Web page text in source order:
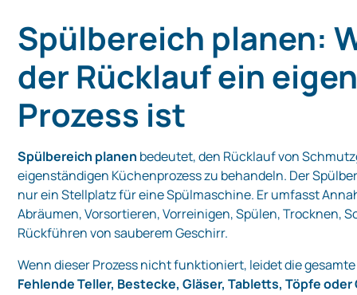
Spülbereich planen:
der Rücklauf ein
Prozess ist
Spülbereich planen bedeutet, den Rücklauf von
eigenständigen Küchenprozess zu behandeln. Der
nur ein Stellplatz für eine Spülmaschine. Er umfasst
Abräumen, Vorsortieren, Vorreinigen, Spülen, Trocknen,
Rückführen von sauberem Geschirr.
Wenn dieser Prozess nicht funktioniert, leidet die
Fehlende Teller, Bestecke, Gläser, Tabletts, Töpfe oder